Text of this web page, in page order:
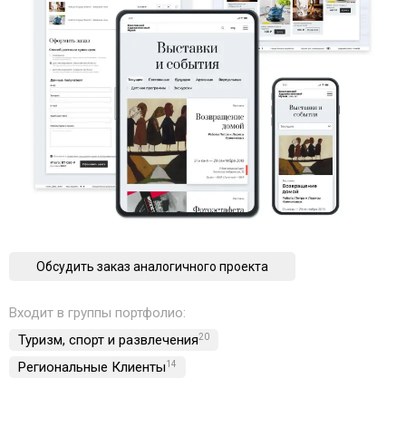
Обсудить заказ аналогичного проекта
Входит в группы портфолио:
Туризм, спорт и развлечения20
Региональные Клиенты14